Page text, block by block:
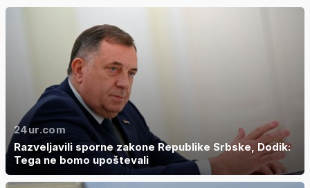
24ur.com
Razveljavili sporne zakone Republike Srbske, Dodik:
Tega ne bomo upoštevali